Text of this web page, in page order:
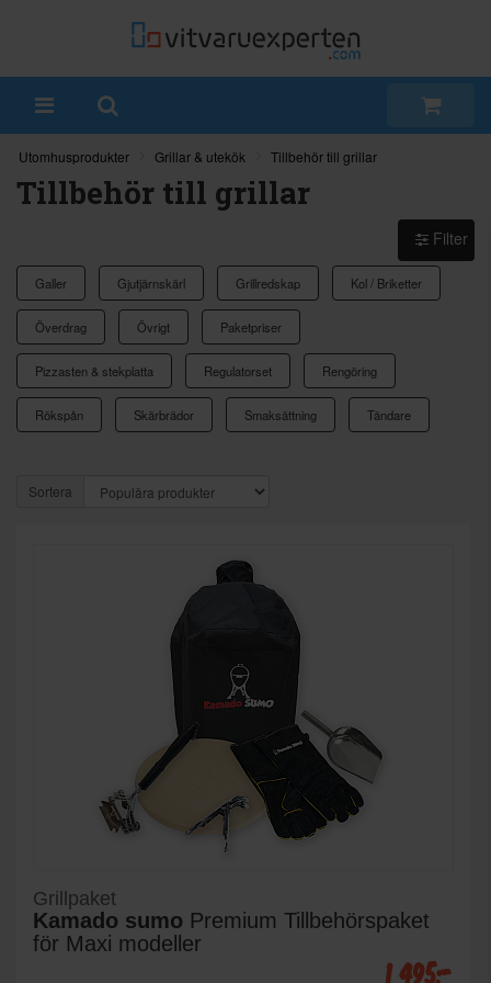
Utomhusprodukter Grillar & utekök Tillbehör till grillar
Tillbehör till grillar
Galler Gjutjärnskärl Grillredskap Kol / Briketter
Överdrag Övrigt Paketpriser
Pizzasten & stekplatta Regulatorset Rengöring
Rökspån Skärbrädor Smaksättning Tändare
Sortera
Grillpaket
Kamado sumo Premium Tillbehörspaket
för Maxi modeller
1 495:-
Filter